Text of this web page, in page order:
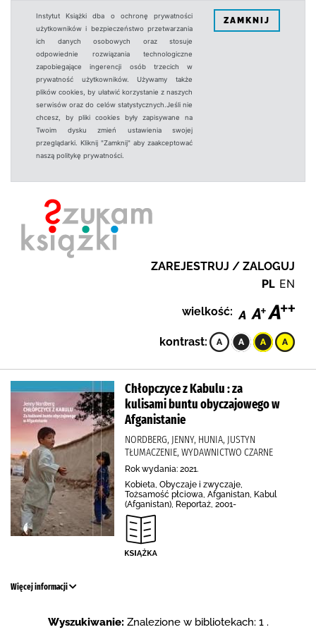
Instytut Książki dba o ochronę prywatności
użytkowników i bezpieczeństwo przetwarzania
ich danych osobowych oraz stosuje
odpowiednie rozwiązania technologiczne
zapobiegające ingerencji osób trzecich w
prywatność użytkowników. Używamy także
plików cookies, by ułatwić korzystanie z naszych
serwisów oraz do celów statystycznych.Jeśli nie
chcesz, by pliki cookies były zapisywane na
Twoim dysku zmień ustawienia swojej
przeglądarki. Kliknij "Zamknij" aby zaakceptować
naszą politykę prywatności.
ZAMKNIJ
ZAREJESTRUJ / ZALOGUJ
PL EN
wielkość:
kontrast:
Chłopczyce z Kabulu : za
kulisami buntu obyczajowego w
Afganistanie
NORDBERG, JENNY, HUNIA, JUSTYN
TŁUMACZENIE, WYDAWNICTWO CZARNE
Rok wydania: 2021.
Kobieta, Obyczaje i zwyczaje,
Tożsamość płciowa, Afganistan, Kabul
(Afganistan), Reportaż, 2001-
Więcej informacji
Wyszukiwanie: Znalezione w bibliotekach: 1 .